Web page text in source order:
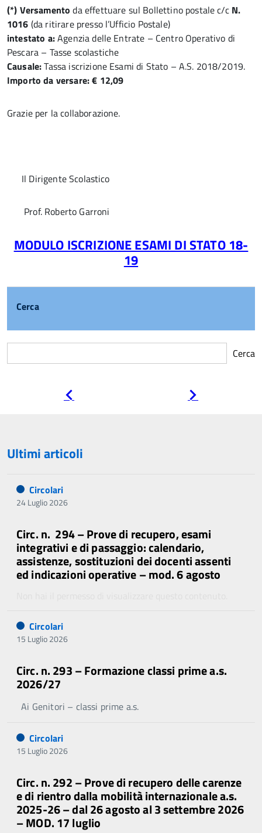
(*) Versamento da effettuare sul Bollettino postale c/c N.
1016 (da ritirare presso l’Ufficio Postale)
intestato a:Agenzia delle Entrate – Centro Operativo di
Pescara – Tasse scolastiche
Causale:Tassa iscrizione Esami di Stato – A.S. 2018/2019.
Importo da versare: € 12,09
Grazie per la collaborazione.
Il Dirigente Scolastico
Prof. Roberto Garroni
MODULO ISCRIZIONE ESAMI DI STATO 18-
19
Cerca
Cerca
Ultimi articoli
Circolari
24 Luglio 2026
Circ. n. 294 – Prove di recupero, esami
integrativi e di passaggio: calendario,
assistenze, sostituzioni dei docenti assenti
ed indicazioni operative – mod. 6 agosto
Circolari
15 Luglio 2026
Circ. n. 293 – Formazione classi prime a.s.
2026/27
Ai Genitori – classi prime a.s.
Circolari
15 Luglio 2026
Circ. n. 292 – Prove di recupero delle carenze
e di rientro dalla mobilità internazionale a.s.
2025-26 – dal 26 agosto al 3 settembre 2026
– MOD. 17 luglio